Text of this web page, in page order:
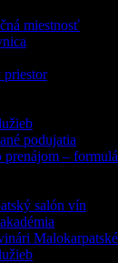
miestnosť
podujatia
prenájom –
salón vín